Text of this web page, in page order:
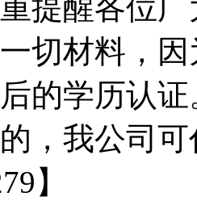
提醒各位
切材料，
的学历认
，我公司
】